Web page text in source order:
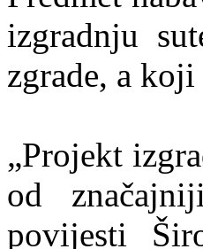
izgradnju
zgrade, a
„Projekt
od
povijesti